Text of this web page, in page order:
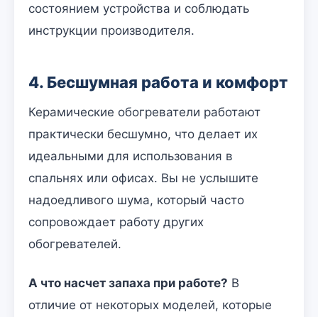
состоянием устройства и соблюдать
инструкции производителя.
4. Бесшумная работа и комфорт
Керамические обогреватели работают
практически бесшумно, что делает их
идеальными для использования в
спальнях или офисах. Вы не услышите
надоедливого шума, который часто
сопровождает работу других
обогревателей.
А что насчет запаха при работе? В
отличие от некоторых моделей, которые